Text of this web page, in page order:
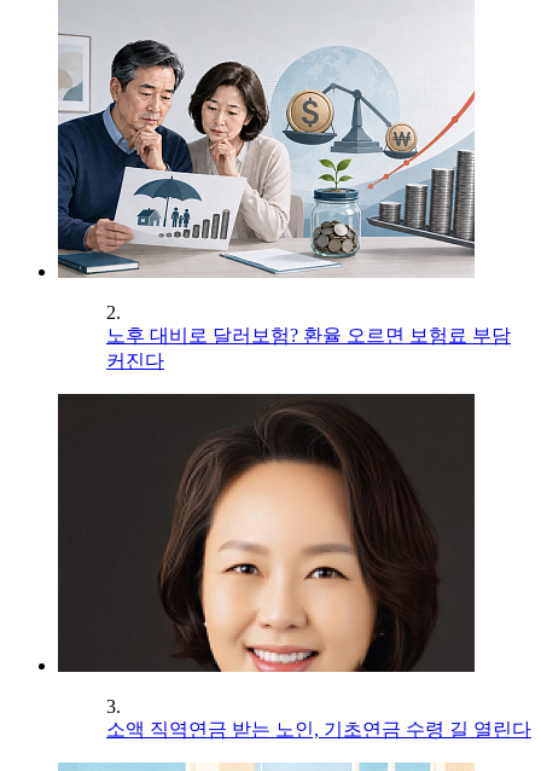
2.
노후 대비로 달러보험? 환율 오르면 보험료 부담
커진다
3.
소액 직역연금 받는 노인, 기초연금 수령 길 열린다